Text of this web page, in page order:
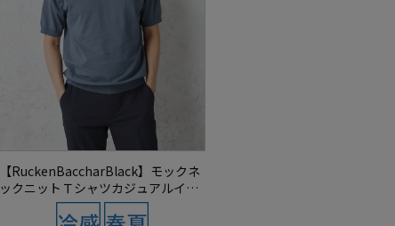
【RuckenBaccharBlack】モックネ
ックニットＴシャツカジュアルイン
ナー半袖リッケンバッカー冷感春夏